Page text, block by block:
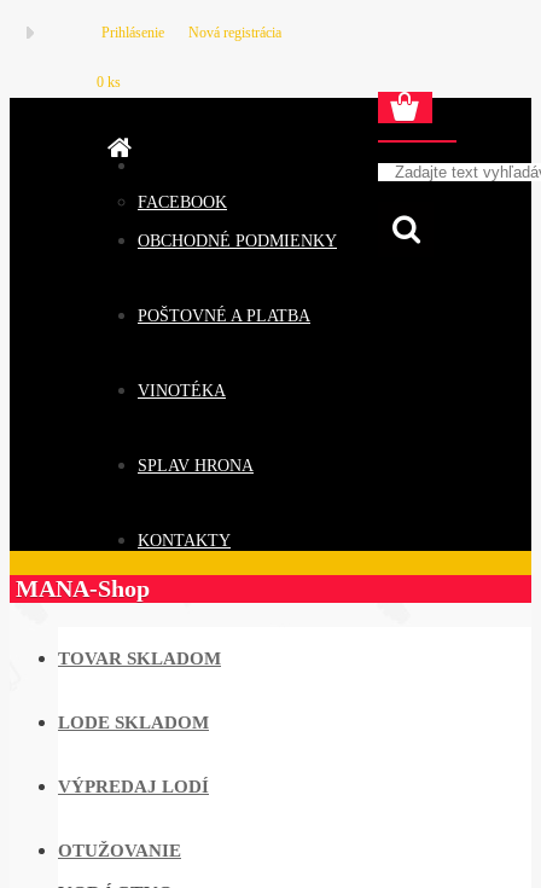
OBCHODNÉ PODMIENKY
POŠTOVNÉ A PLATBA
VINOTÉKA
SPLAV HRONA
KONTAKTY
FACEBOOK
Hľadanie
Prihlásenie Nová registrácia
0 ks
MANA-Shop
TOVAR SKLADOM
LODE SKLADOM
VÝPREDAJ LODÍ
OTUŽOVANIE